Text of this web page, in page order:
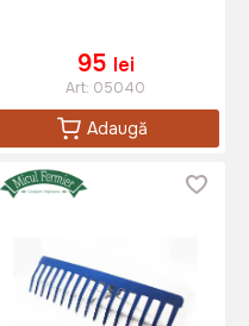
95 lei
Art: 05040
Adaugă